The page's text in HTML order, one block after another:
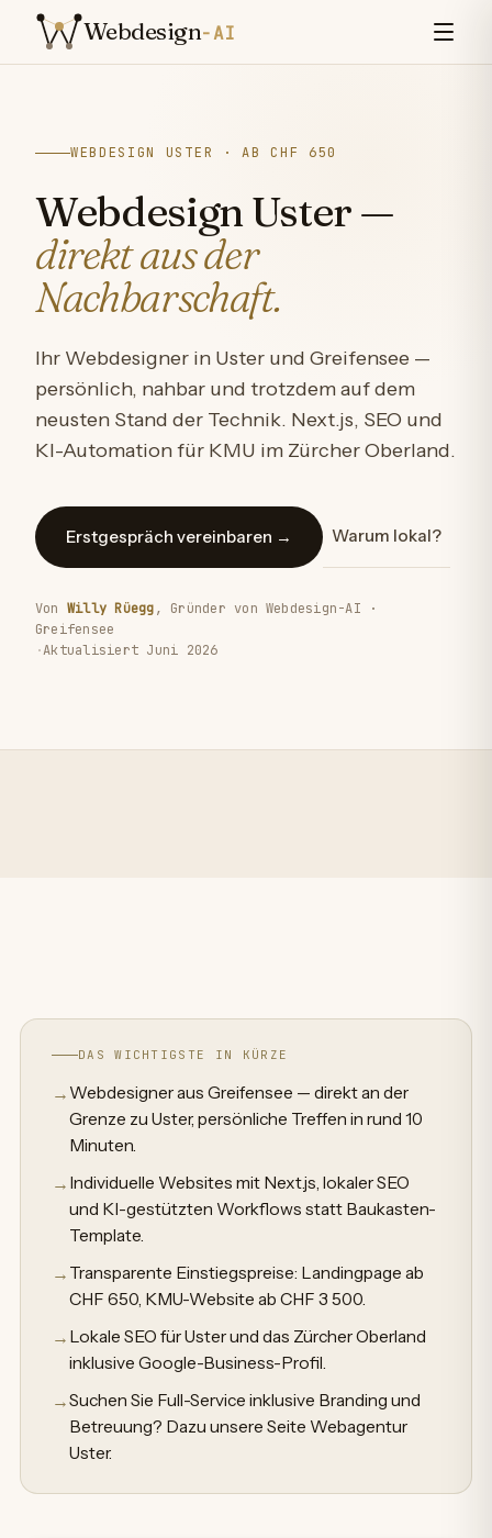
Zum Inhalt springen
Webdesign-AI
WEBDESIGN USTER · AB CHF 650
Webdesign Uster —
direkt aus der
Nachbarschaft.
Ihr Webdesigner in Uster und Greifensee —
persönlich, nahbar und trotzdem auf dem
neusten Stand der Technik. Next.js, SEO und
KI-Automation für KMU im Zürcher Oberland.
Erstgespräch vereinbaren → Warum lokal?
Von Willy Rüegg, Gründer von Webdesign-AI ·
Greifensee
·Aktualisiert Juni 2026
DAS WICHTIGSTE IN KÜRZE
→ Webdesigner aus Greifensee — direkt an der
Grenze zu Uster, persönliche Treffen in rund 10
Minuten.
→ Individuelle Websites mit Next.js, lokaler SEO
und KI-gestützten Workflows statt Baukasten-
Template.
→ Transparente Einstiegspreise: Landingpage ab
CHF 650, KMU-Website ab CHF 3 500.
→ Lokale SEO für Uster und das Zürcher Oberland
inklusive Google-Business-Profil.
→Suchen Sie Full-Service inklusive Branding und
Betreuung? Dazu unsere Seite Webagentur
Uster.